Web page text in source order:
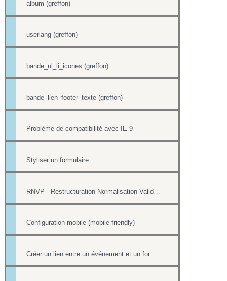
album (greffon)
userlang (greffon)
bande_ul_li_icones (greffon)
bande_lien_footer_texte (greffon)
Problème de compatibilité avec IE 9
Styliser un formulaire
RNVP - Restructuration Normalisation Validation Postale
Configuration mobile (mobile friendly)
Créer un lien entre un événement et un formulaire